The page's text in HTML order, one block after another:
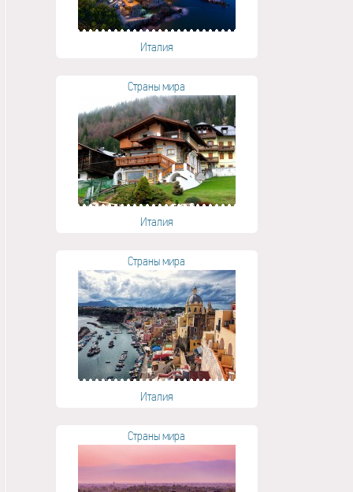
Италия
Страны мира
Италия
Страны мира
Италия
Страны мира